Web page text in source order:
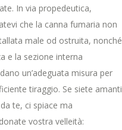
In via propedeutica,
che la canna fumaria non
male od ostruita, nonché
e la sezione interna
un’adeguata misura per
tiraggio. Se siete amanti
te, ci spiace ma
vostra velleità: